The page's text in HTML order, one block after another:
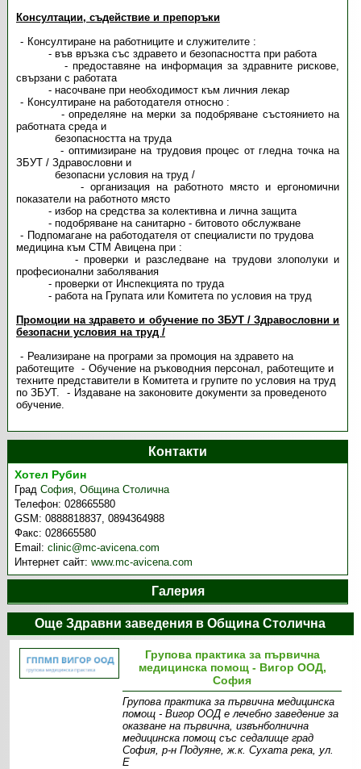
Консултации, съдействие и препоръки
Консултиране на работниците и служителите :
- във връзка със здравето и безопасността при работа
- предоставяне на информация за здравните рискове,
свързани с работата
- насочване при необходимост към личния лекар
Консултиране на работодателя относно :
- определяне на мерки за подобряване състоянието на
работната среда и
безопасността на труда
- оптимизиране на трудовия процес от гледна точка на
ЗБУТ / Здравословни и
безопасни условия на труд /
- организация на работното място и ергономични
показатели на работното място
- избор на средства за колективна и лична защита
- подобряване на санитарно - битовото обслужване
Подпомагане на работодателя от специалисти по трудова
медицина към СТМ Авицена при :
- проверки и разследване на трудови злополуки и
професионални заболявания
- проверки от Инспекцията по труда
- работа на Групата или Комитета по условия на труд
Промоции на здравето и обучение по ЗБУТ / Здравословни и
безопасни условия на труд /
Реализиране на програми за промоция на здравето на
работещите
Обучение на ръководния персонал, работещите и
техните представители в Комитета и групите по условия на труд
по ЗБУТ.
Издаване на законовите документи за проведеното
обучение.
Контакти
Хотел Рубин
ГрадСофия,Община Столична
Телефон:028665580
GSM:0888818837, 0894364988
Факс:028665580
Email:clinic@mc-avicena.com
Интернет сайт:www.mc-avicena.com
Галерия
Още Здравни заведения в Община Столична
Групова практика за първична
медицинска помощ - Вигор ООД,
София
Групова практика за първична медицинска
помощ - Вигор ООД е лечебно заведение за
оказване на първична, извънболнична
медицинска помощ със седалище град
София, р-н Подуяне, ж.к. Сухата река, ул.
Е